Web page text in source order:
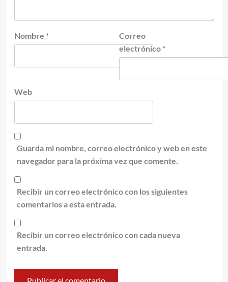
Nombre *
Correo
electrónico *
Web
Guarda mi nombre, correo electrónico y web en este
navegador para la próxima vez que comente.
Recibir un correo electrónico con los siguientes
comentarios a esta entrada.
Recibir un correo electrónico con cada nueva
entrada.